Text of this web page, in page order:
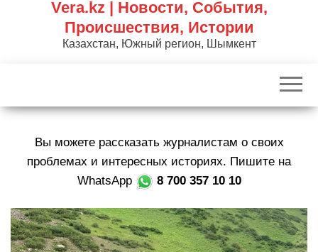
к
р
в
и
г
Vera.kz | Новости, События,
Происшествия, Истории
Казахстан, Южный регион, Шымкент
Вы можете рассказать журналистам о своих
проблемах и интересных историях. Пишите на
WhatsApp
8 700 357 10 10